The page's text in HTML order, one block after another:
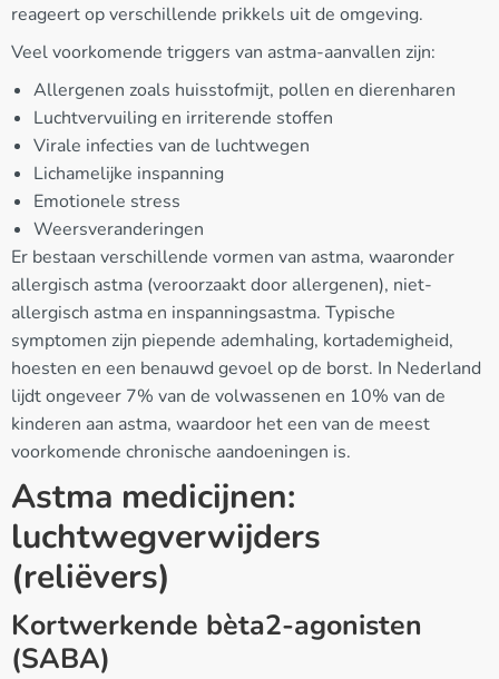
reageert op verschillende prikkels uit de omgeving.
Veel voorkomende triggers van astma-aanvallen zijn:
Allergenen zoals huisstofmijt, pollen en dierenharen
Luchtvervuiling en irriterende stoffen
Virale infecties van de luchtwegen
Lichamelijke inspanning
Emotionele stress
Weersveranderingen
Er bestaan verschillende vormen van astma, waaronder
allergisch astma (veroorzaakt door allergenen), niet-
allergisch astma en inspanningsastma. Typische
symptomen zijn piepende ademhaling, kortademigheid,
hoesten en een benauwd gevoel op de borst. In Nederland
lijdt ongeveer 7% van de volwassenen en 10% van de
kinderen aan astma, waardoor het een van de meest
voorkomende chronische aandoeningen is.
Astma medicijnen:
luchtwegverwijders
(reliëvers)
Kortwerkende bèta2-agonisten
(SABA)